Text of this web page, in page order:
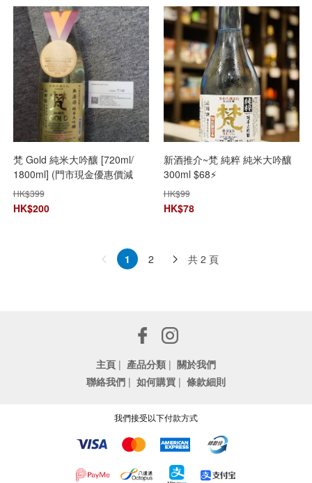
梵 Gold 純米大吟釀 [720ml/
1800ml] (門市現金優惠價減
$10/ $20)⚡️
HK$399
HK$200
新酒推介~梵 純粹 純米大吟釀
300ml $68⚡️
HK$99
HK$78
1 2 共 2 頁
主頁 | 產品分類 | 關於我們
聯絡我們 | 如何購買 | 條款細則
我們接受以下付款方式